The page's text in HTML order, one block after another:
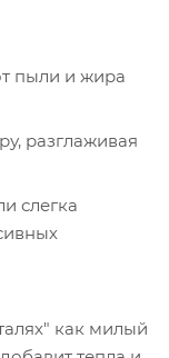
пыли и жира
разглаживая
слегка
как милый